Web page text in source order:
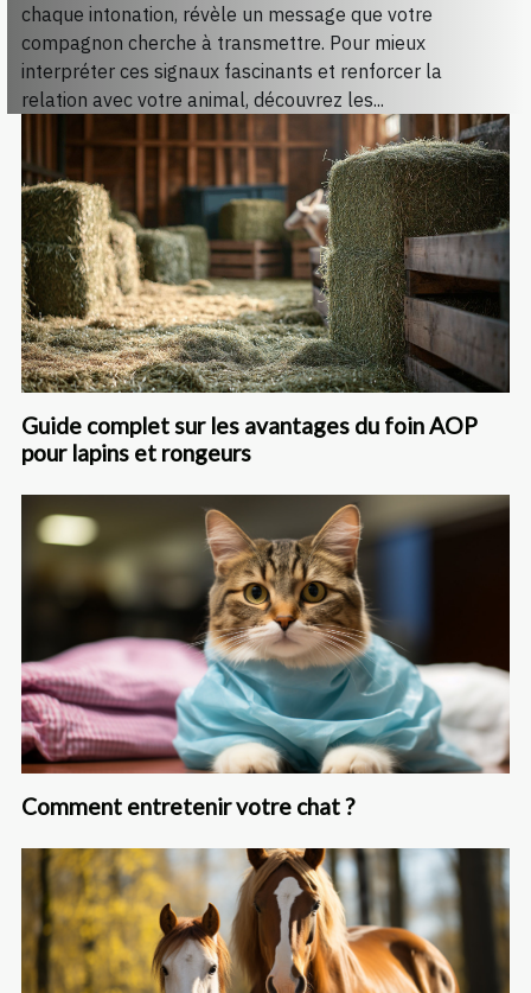
chaque intonation, révèle un message que votre
compagnon cherche à transmettre. Pour mieux
interpréter ces signaux fascinants et renforcer la
relation avec votre animal, découvrez les...
Guide complet sur les avantages du foin AOP
pour lapins et rongeurs
Comment entretenir votre chat ?